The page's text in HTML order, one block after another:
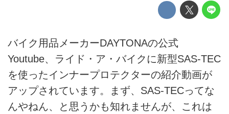
バイク用品メーカーDAYTONAの公式
Youtube、ライド・ア・バイクに新型SAS-TEC
を使ったインナープロテクターの紹介動画が
アップされています。まず、SAS-TECってな
んやねん、と思うかも知れませんが、これは